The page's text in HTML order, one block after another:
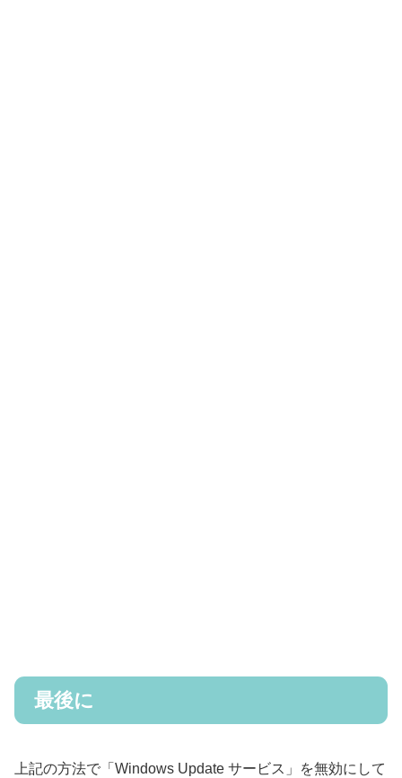
最後に
上記の方法で「Windows Update サービス」を無効にして